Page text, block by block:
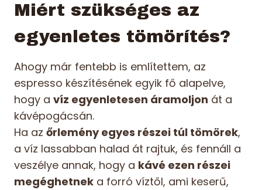
Miért szükséges az
egyenletes tömörítés?
Ahogy már fentebb is említettem, az
espresso készítésének egyik fő alapelve,
hogy a víz egyenletesen áramoljon át a
kávépogácsán.
Ha az őrlemény egyes részei túl tömörek,
a víz lassabban halad át rajtuk, és fennáll a
veszélye annak, hogy a kávé ezen részei
megéghetnek a forró víztől, ami keserű,